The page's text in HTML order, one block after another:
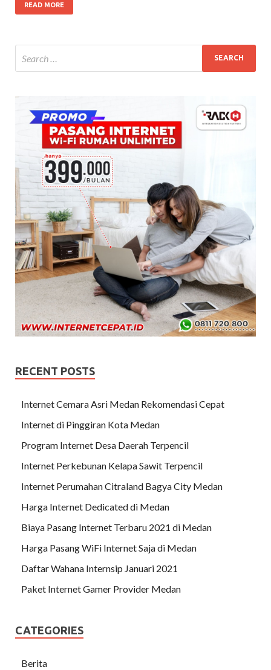
READ MORE
RECENT POSTS
Internet Cemara Asri Medan Rekomendasi Cepat
Internet di Pinggiran Kota Medan
Program Internet Desa Daerah Terpencil
Internet Perkebunan Kelapa Sawit Terpencil
Internet Perumahan Citraland Bagya City Medan
Harga Internet Dedicated di Medan
Biaya Pasang Internet Terbaru 2021 di Medan
Harga Pasang WiFi Internet Saja di Medan
Daftar Wahana Internsip Januari 2021
Paket Internet Gamer Provider Medan
CATEGORIES
Berita